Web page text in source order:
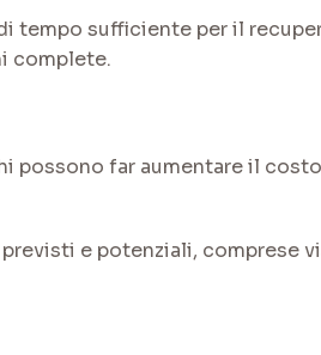
tempo sufficiente per il
complete.
far aumentare il
e potenziali, comprese